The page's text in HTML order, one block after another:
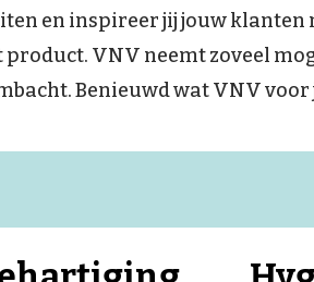
en inspireer jij jouw klanten
product. VNV neemt zoveel
Benieuwd wat VNV